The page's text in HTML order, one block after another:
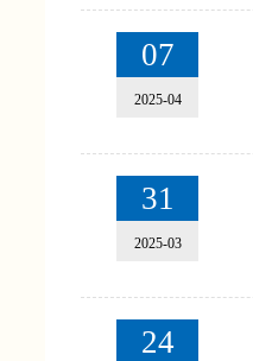
07
2025-04
31
2025-03
24